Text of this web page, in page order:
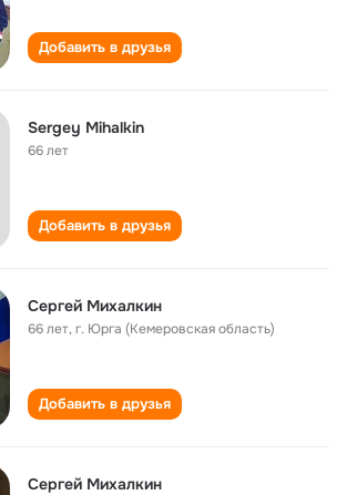
Добавить в друзья
Sergey Mihalkin
66 лет
Добавить в друзья
Сергей Михалкин
66 лет,г. Юрга (Кемеровская область)
Добавить в друзья
Сергей Михалкин